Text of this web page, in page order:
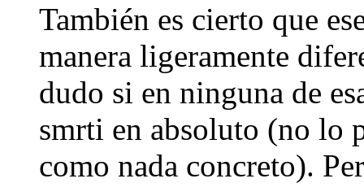
También es cierto que
manera ligeramente
dudo si en ninguna de
smrti en absoluto (no lo
como nada concreto).